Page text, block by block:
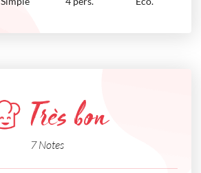
Très bon
7 Notes